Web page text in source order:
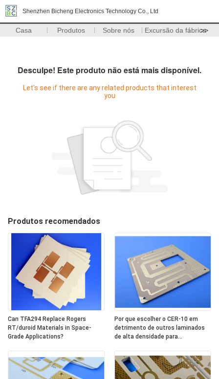
Shenzhen Bicheng Electronics Technology Co., Ltd
Casa Produtos Sobre nós Excursão da fábrica
>>
Desculpe! Este produto não está mais disponível.
Let's see if there are any related products that interest
you
Produtos recomendados
Can TFA294 Replace Rogers
RT/duroid Materials in Space-
Grade Applications?
Por que escolher o CER-10 em
detrimento de outros laminados
de alta densidade para